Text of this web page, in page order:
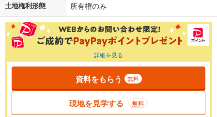
土地権利形態 所有権のみ
詳細を見る
資料をもらう 無料
現地を見学する 無料